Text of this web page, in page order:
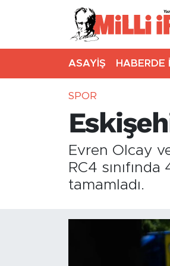
ASAYİŞ HABERDE
SPOR
Evren Olcay
RC4
tamamladı.